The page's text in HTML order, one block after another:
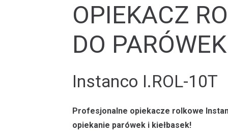
OPIEKACZ
DO PARÓWEK
Instanco I.ROL-10T
Profesjonalne opiekacze rolkowe
opiekanie parówek i kiełbasek!